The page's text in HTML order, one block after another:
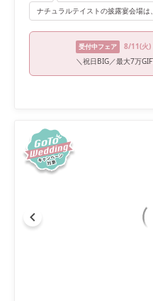
受付中フェア 8/11(火)